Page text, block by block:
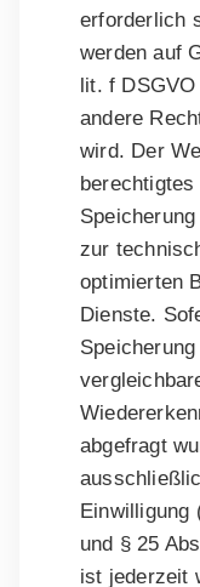
erforderlich
werden auf
lit. f
andere
wird. Der
zur
optimierten
Dienste.
abgefragt
Einwilligung
und § 25
ist jederzeit